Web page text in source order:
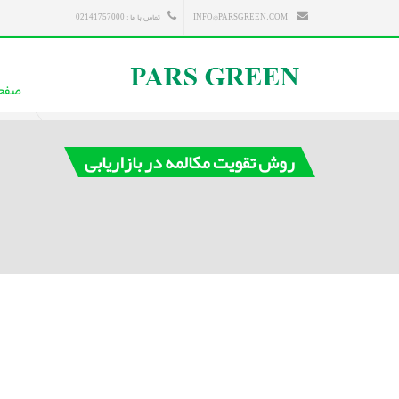
تماس با ما : 02141757000
روش تقویت مکالمه در بازاریابی